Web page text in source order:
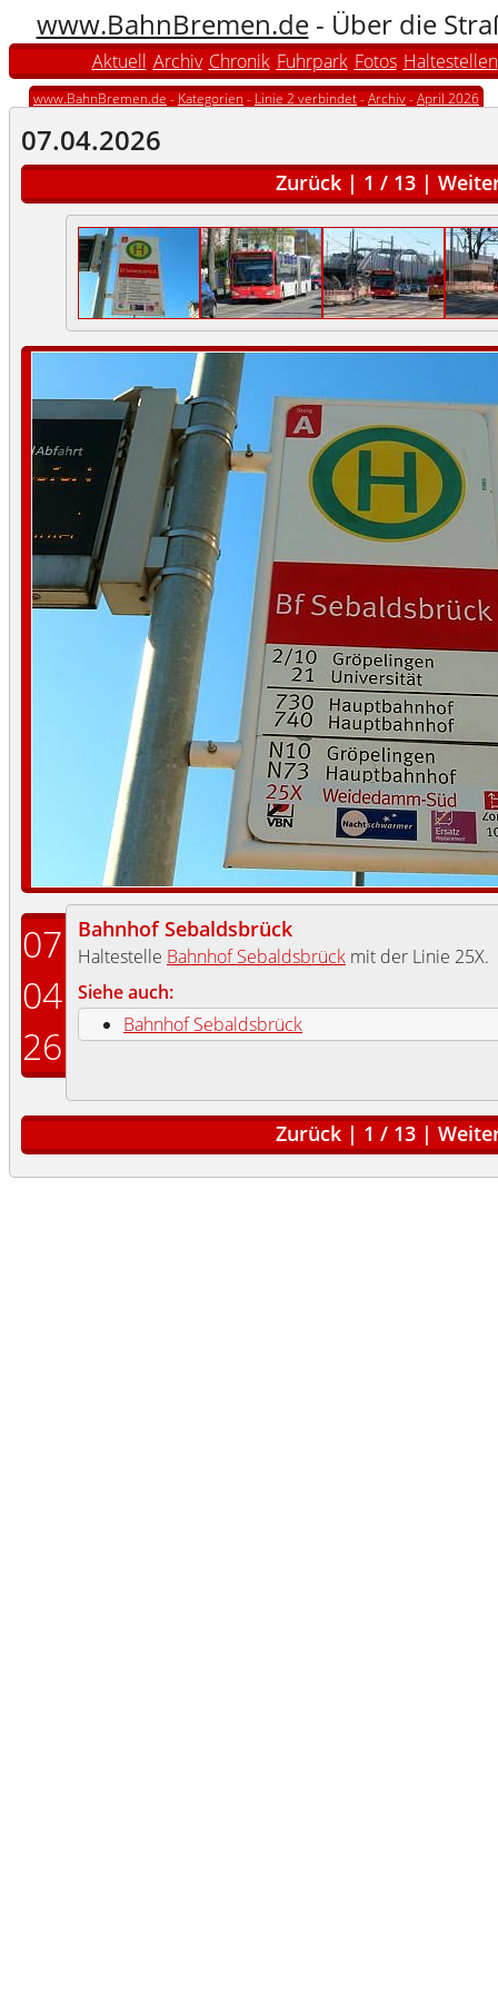
www.BahnBremen.de- Über die
Aktuell Archiv Chronik Fuhrpark Fotos Haltestellen
www.BahnBremen.de - Kategorien - Linie 2 verbindet-Archiv-April 2026
07.04.2026
Zurück | 1 / 13 |
07
04
26
Bahnhof Sebaldsbrück
Haltestelle Bahnhof Sebaldsbrück mit der Linie 25X.
Siehe auch:
Bahnhof Sebaldsbrück
Zurück | 1 / 13 |